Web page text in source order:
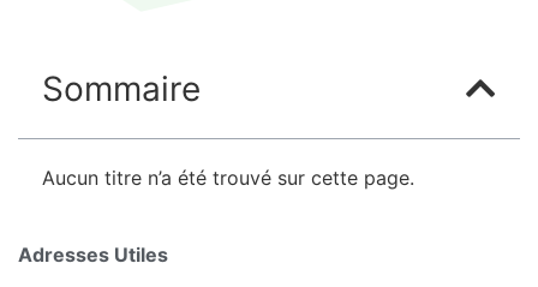
Sommaire
Aucun titre n’a été trouvé sur cette page.
Adresses Utiles